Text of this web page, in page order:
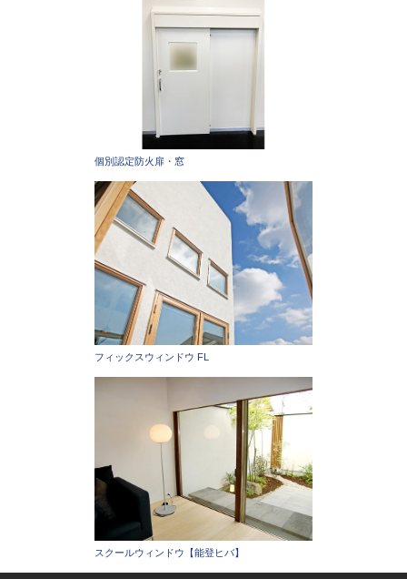
個別認定防火扉・窓
フィックスウィンドウ FL
スクールウィンドウ【能登ヒバ】